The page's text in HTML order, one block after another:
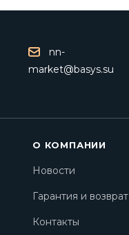
nn-
market@basys.su
О КОМПАНИИ
Новости
Гарантия и возврат
Контакты